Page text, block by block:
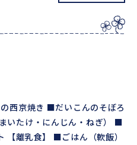
西京焼き ■だいこんのそぼろ
いたけ・にんじん・ねぎ） ■
離乳食】 ■ごはん（軟飯）